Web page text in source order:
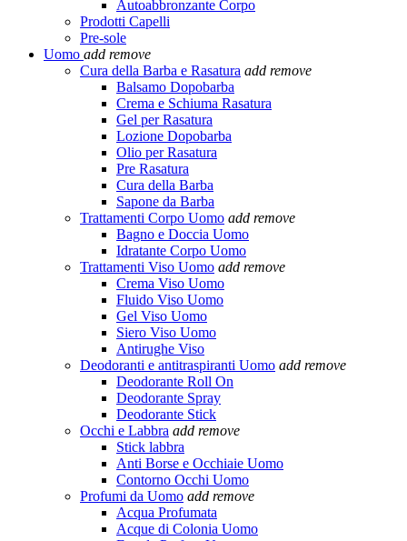
Autoabbronzante Corpo
Prodotti Capelli
Pre-sole
Uomo add remove
Cura della Barba e Rasatura add remove
Balsamo Dopobarba
Crema e Schiuma Rasatura
Gel per Rasatura
Lozione Dopobarba
Olio per Rasatura
Pre Rasatura
Cura della Barba
Sapone da Barba
Trattamenti Corpo Uomo add remove
Bagno e Doccia Uomo
Idratante Corpo Uomo
Trattamenti Viso Uomo add remove
Crema Viso Uomo
Fluido Viso Uomo
Gel Viso Uomo
Siero Viso Uomo
Antirughe Viso
Deodoranti e antitraspiranti Uomo add remove
Deodorante Roll On
Deodorante Spray
Deodorante Stick
Occhi e Labbra add remove
Stick labbra
Anti Borse e Occhiaie Uomo
Contorno Occhi Uomo
Profumi da Uomo add remove
Acqua Profumata
Acque di Colonia Uomo